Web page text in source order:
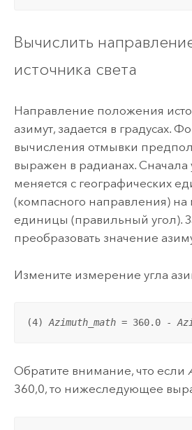
Вычислить
источника света
Направление положения
азимут, задается в градусах.
вычисления отмывки
выражен в радианах. Сначала
меняется с географических
(компасного направления) на
единицы (правильный угол).
преобразовать значение
Измените измерение угла
(4) Azimuth_math = 360.0 -
Обратите внимание, что если
360,0, то нижеследующее